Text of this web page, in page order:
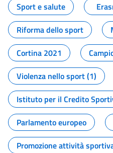
Sport e salute
Riforma dello sport
Cortina 2021
Violenza nello sport (1)
Istituto per il Credito
Parlamento europeo
Promozione attività